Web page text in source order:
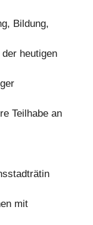
Bildung,
heutigen
Teilhabe an
mit